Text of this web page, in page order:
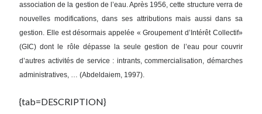
association de la gestion de l’eau. Après 1956, cette structure verra de
nouvelles modifications, dans ses attributions mais aussi dans sa
gestion. Elle est désormais appelée « Groupement d’Intérêt Collectif»
(GIC) dont le rôle dépasse la seule gestion de l’eau pour couvrir
d’autres activités de service : intrants, commercialisation, démarches
administratives, … (Abdeldaiem, 1997).
{tab=DESCRIPTION}